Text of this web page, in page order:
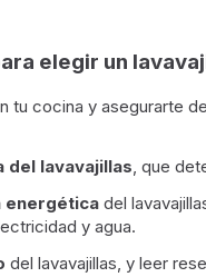
elegir un
cocina y asegurarte
del lavavajillas, que
energética del
y agua.
del lavavajillas, y leer